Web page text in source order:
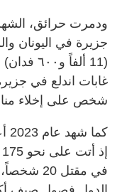
ودمرت حرائق،
(11
شخص على إخلاء
في مقتل